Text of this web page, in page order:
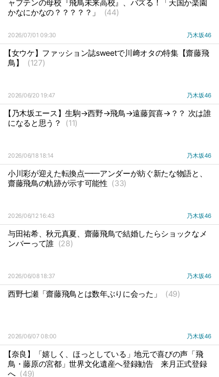
ャプテンの母校『飛鳥未来高校』、バズる！「天国か楽園
かなにかなの？？？？？」
(44)
2026/07/01 09:30 乃木坂46
【女ウケ】ファッション誌sweetで川﨑オタの特集【齋藤飛
鳥】
(127)
2026/06/20 19:47 乃木坂46
【乃木坂エース】生駒→西野→飛鳥→遠藤賀喜→？？ 次は誰
になると思う？
(11)
2026/06/18 18:14 乃木坂46
小川彩が迎えた転換点━━アンダーが紡ぐ新たな物語と、
齋藤飛鳥の軌跡が示す可能性 (33)
2026/06/12 16:43 乃木坂46
与田祐希、秋元真夏、齋藤飛鳥で結婚したらショックなメ
ンバーって誰 (28)
2026/06/08 18:37 乃木坂46
西野七瀬「齋藤飛鳥とは数年ぶりに会った」 (49)
2026/06/07 08:00 乃木坂46
【奈良】「嬉しく、ほっとしている」地元で喜びの声「飛
鳥・藤原の宮都」世界文化遺産へ登録勧告
来月正式登録
へ (49)